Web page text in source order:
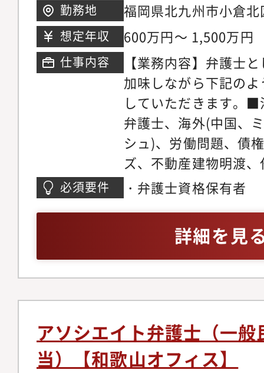
事務所では業務支援
研修実施やオフィス
おります。領域が広
領域についてミスマ
やかなサポート体制
リアステップについ
い分野の仕事に触れ
関心の高い分野で専
だきます。ゆくゆく
戦しつつ後輩弁護士
だきます。経験を積
師や、メディアへの
き、短期間で弁護士
事ができる環境です
マーケティング・営
事務所では各専門チ
の段階から弁護士が
います。マーケティ
助けを借りながら、
きるかを弁護士が主
た、顧客獲得の見込
ロージングの段階で
をお願いしている為
着けることが可能で
ネスモデルでの実務
事務所の中には、価
り、実績が少なく専
朗会計とクライアン
ブルな料金体系を構
勤務地
福岡県北九州市小倉
階※希望考慮の上決定
想定年収 600万円～ 1,500万円
仕事内容
【業務内容】弁護士
加味しながら下記の
していただきます。
弁護士、海外(中国、
シュ)、労働問題、債
ズ、不動産建物明渡
件、不動産・法人登
務、コーポレートガ
チャー法務、IPO法
件、紛争案件、知的
テイメント、国際取
個人のお客様向け交
金請求、離婚問題、
産相続、労働問題、
外国人のビザ申請【
必須要件 ・弁護士資格保有者
詳細を見
アソシエイト弁護士（一
当）【和歌山オフィス】